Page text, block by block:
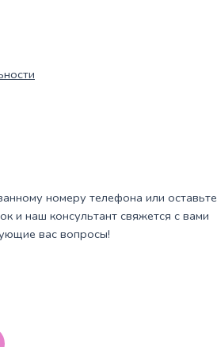
номеру телефона или оставьте
и наш консультант свяжется с вами
вас вопросы!